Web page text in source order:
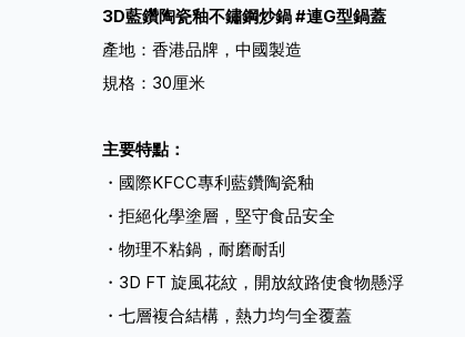
3D藍鑽陶瓷釉不鏽鋼炒鍋 #連G型鍋蓋
產地：香港品牌，中國製造
規格：30厘米
主要特點：
・國際KFCC專利藍鑽陶瓷釉
・拒絕化學塗層，堅守食品安全
・物理不粘鍋，耐磨耐刮
・3D FT 旋風花紋，開放紋路使食物懸浮
・七層複合結構，熱力均勻全覆蓋